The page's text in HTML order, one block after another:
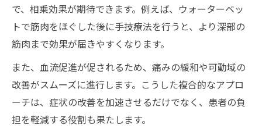
で、相乗効果が期待できます。例えば、ウォーターベッ
トで筋肉をほぐした後に手技療法を行うと、より深部の
筋肉まで効果が届きやすくなります。
また、血流促進が促されるため、痛みの緩和や可動域の
改善がスムーズに進行します。こうした複合的なアプロ
ーチは、症状の改善を加速させるだけでなく、患者の負
担を軽減する役割も果たします。